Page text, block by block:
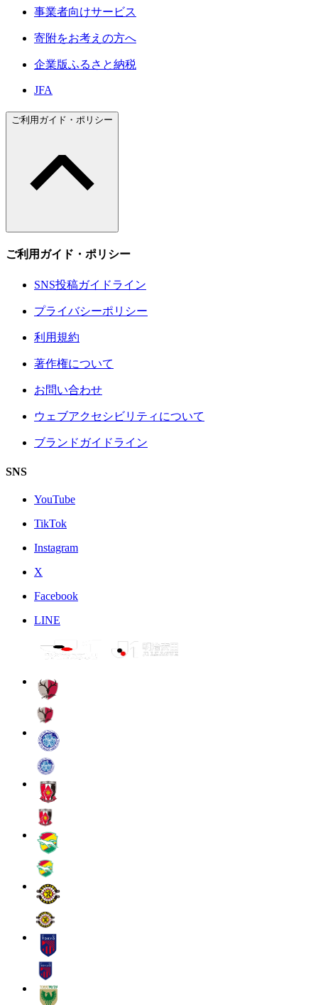
事業者向けサービス
寄附をお考えの方へ
企業版ふるさと納税
JFA
ご利用ガイド・ポリシー
ご利用ガイド・ポリシー
SNS投稿ガイドライン
プライバシーポリシー
利用規約
著作権について
お問い合わせ
ウェブアクセシビリティについて
ブランドガイドライン
SNS
YouTube
TikTok
Instagram
X
Facebook
LINE